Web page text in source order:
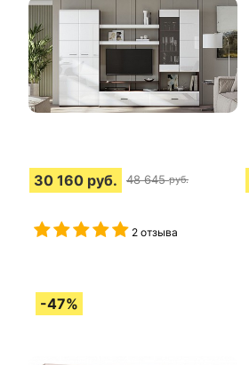
30 160 руб. 48 645 руб.
2 отзыва